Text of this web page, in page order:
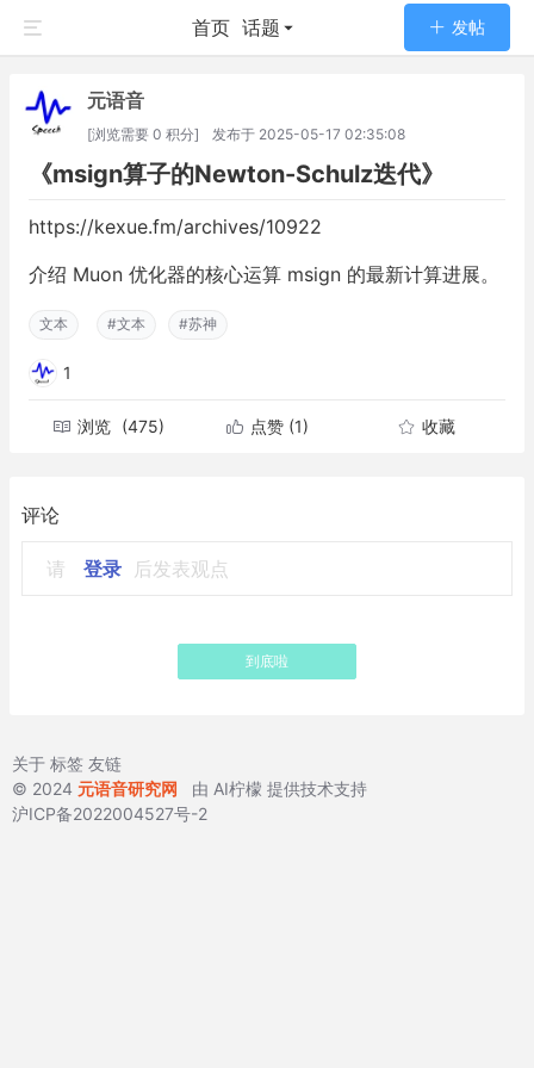
首页 话题 发帖
元语音
[浏览需要 0 积分] 发布于 2025-05-17 02:35:08
《msign算子的Newton-Schulz迭代》
https://kexue.fm/archives/10922
介绍 Muon 优化器的核心运算 msign 的最新计算进展。
文本 #文本 #苏神
1
浏览 (475) 点赞 (1) 收藏
评论
请 登录 后发表观点
到底啦
关于 标签 友链
© 2024 元语音研究网 由 AI柠檬 提供技术支持
沪ICP备2022004527号-2